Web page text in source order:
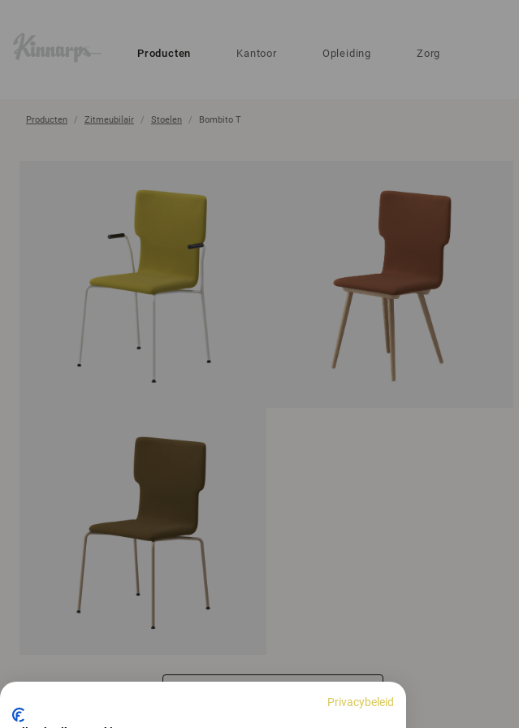
Producten Kantoor Opleiding Zorg
Producten Zitmeubilair Stoelen Bombito T
Privacybeleid